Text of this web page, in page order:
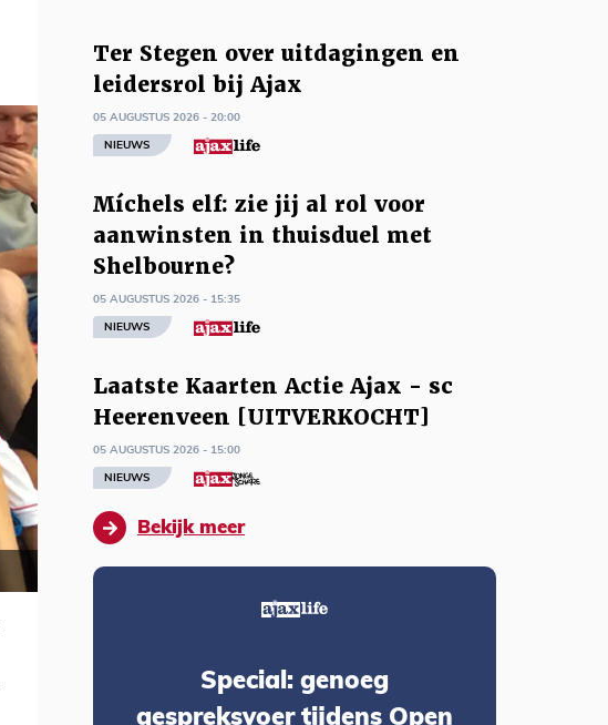
Ter Stegen over uitdagingen en
leidersrol bij Ajax
05 AUGUSTUS 2026 - 20:00
NIEUWS
Míchels elf: zie jij al rol voor
aanwinsten in thuisduel met
Shelbourne?
05 AUGUSTUS 2026 - 15:35
NIEUWS
Laatste Kaarten Actie Ajax - sc
Heerenveen [UITVERKOCHT]
05 AUGUSTUS 2026 - 15:00
NIEUWS
Bekijk meer
Special: genoeg
gespreksvoer tijdens Open